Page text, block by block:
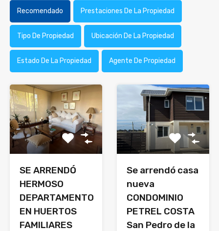
Recomendado Prestaciones De La Propiedad
Tipo De Propiedad Ubicación De La Propiedad
Estado De La Propiedad Agente De Propiedad
SE ARRENDÓ
HERMOSO
DEPARTAMENTO
EN HUERTOS
FAMILIARES
Se arrendó casa
nueva
CONDOMINIO
PETREL COSTA
San Pedro de la